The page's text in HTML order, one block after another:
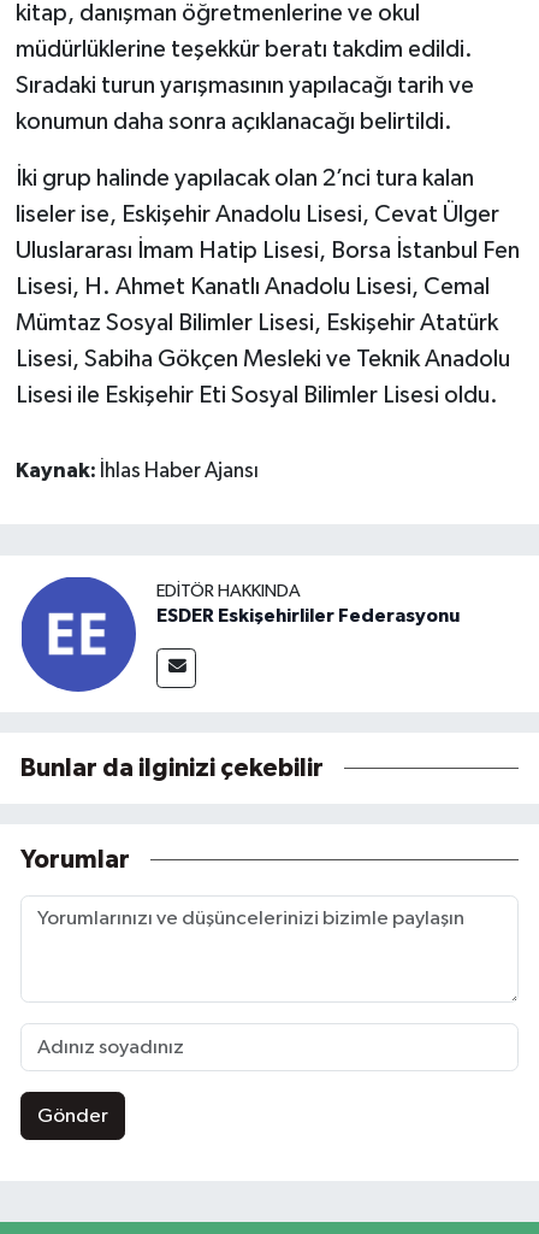
kitap, danışman öğretmenlerine ve okul
müdürlüklerine teşekkür beratı takdim edildi.
Sıradaki turun yarışmasının yapılacağı tarih ve
konumun daha sonra açıklanacağı belirtildi.
İki grup halinde yapılacak olan 2’nci tura kalan
liseler ise, Eskişehir Anadolu Lisesi, Cevat Ülger
Uluslararası İmam Hatip Lisesi, Borsa İstanbul Fen
Lisesi, H. Ahmet Kanatlı Anadolu Lisesi, Cemal
Mümtaz Sosyal Bilimler Lisesi, Eskişehir Atatürk
Lisesi, Sabiha Gökçen Mesleki ve Teknik Anadolu
Lisesi ile Eskişehir Eti Sosyal Bilimler Lisesi oldu.
Kaynak: İhlas Haber Ajansı
EDITÖR HAKKINDA
ESDER Eskişehirliler Federasyonu
Bunlar da ilginizi çekebilir
Yorumlar
Gönder